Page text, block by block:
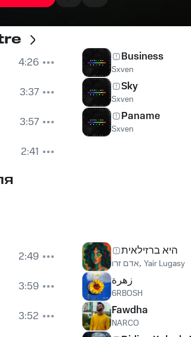
4:26
3:37
3:57
2:41
Business
Sxven
Sky
Sxven
Paname
Sxven
2:49
3:59
3:52
היא ברזילאית
אדם זרו, Yair Lugasy
زهرة
6RBOSH
Fawdha
NARCO